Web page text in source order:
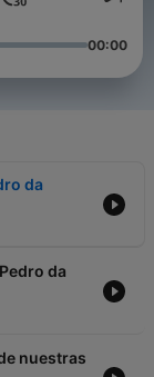
00:00
da
da
nuestras